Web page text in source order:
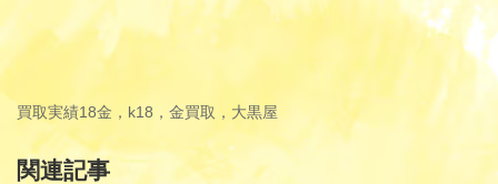
買取実績18金，k18，金買取，大黒屋
関連記事